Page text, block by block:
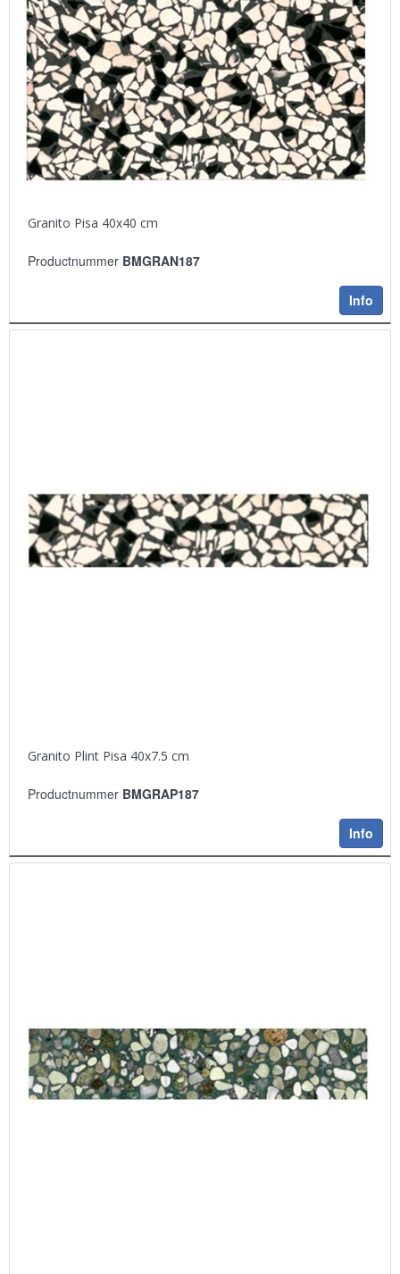
Granito Pisa 40x40 cm
Productnummer BMGRAN187
Info
Granito Plint Pisa 40x7.5 cm
Productnummer BMGRAP187
Info